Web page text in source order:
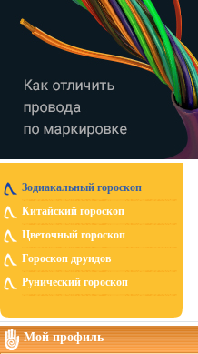
Зодиакальный гороскоп
Китайский гороскоп
Цветочный гороскоп
Гороскоп друидов
Рунический гороскоп
Мой профиль